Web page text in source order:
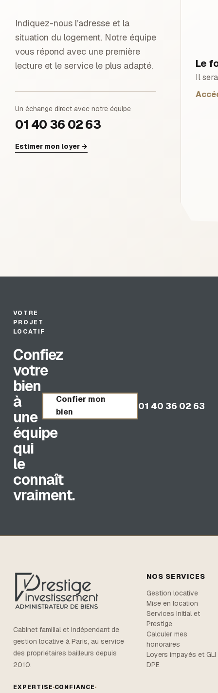
Indiquez-nous l’adresse et la
situation du logement. Notre équipe
vous répond avec une première
lecture et le service le plus adapté.
Un échange direct avec notre équipe
01 40 36 02 63
Estimer mon loyer →
Le
Il
VOTRE
PROJET
LOCATIF
Confiez
votre
bien
à
une
équipe
qui
le
connaît
vraiment.
Confier mon
bien
01 40 36 02 63
Cabinet familial et indépendant de
gestion locative à Paris, au service
des propriétaires bailleurs depuis
2010.
EXPERTISE CONFIANCE
NOS SERVICES
Gestion locative
Mise en location
Services Initial et
Prestige
Calculer mes
honoraires
Loyers impayés et GLI
DPE